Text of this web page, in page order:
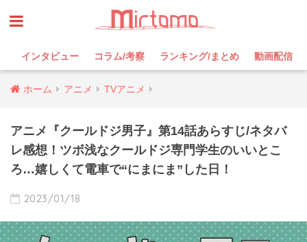
インタビュー コラム/考察 ランキング/まとめ 動画配信
ホーム アニメ TVアニメ
アニメ『クールドジ男子』第14話あらすじ/ネタバ
レ感想！ツボ浅なクールドジ専門学生のいいとこ
ろ…嬉しくて電車で“にまにま”した日！
2023/01/18